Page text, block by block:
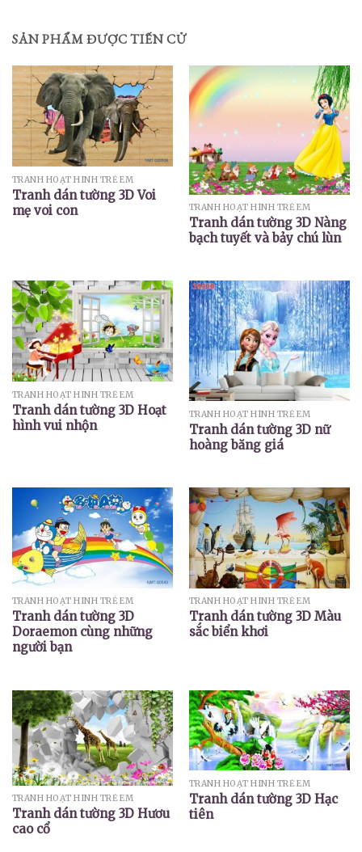
SẢN PHẨM ĐƯỢC TIẾN CỬ
TRANH HOẠT HÌNH TRẺ EM
Tranh dán tường 3D Voi
mẹ voi con
TRANH HOẠT HÌNH TRẺ EM
Tranh dán tường 3D Nàng
bạch tuyết và bảy chú lùn
TRANH HOẠT HÌNH TRẺ EM
Tranh dán tường 3D Hoạt
hình vui nhộn
TRANH HOẠT HÌNH TRẺ EM
Tranh dán tường 3D nữ
hoàng băng giá
TRANH HOẠT HÌNH TRẺ EM
Tranh dán tường 3D
Doraemon cùng những
người bạn
TRANH HOẠT HÌNH TRẺ EM
Tranh dán tường 3D Màu
sắc biển khơi
TRANH HOẠT HÌNH TRẺ EM
Tranh dán tường 3D Hươu
cao cổ
TRANH HOẠT HÌNH TRẺ EM
Tranh dán tường 3D Hạc
tiên